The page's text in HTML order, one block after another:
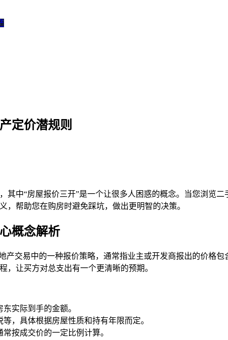
秘房产定价潜规则
定价潜规则
中“房屋报价三开”是一个让很多人困惑的概念。当您浏览
帮助您在购房时避免踩坑，做出更明智的决策。
概念解析
产交易中的一种报价策略，通常指业主或开发商报出的价格包
，让买方对总支出有一个更清晰的预期。
实际到手的金额。
，具体根据房屋性质和持有年限而定。
按成交价的一定比例计算。